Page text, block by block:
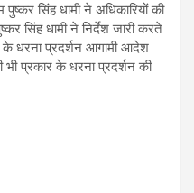
सिंह धामी ने अधिकारियों की
सिंह धामी ने निर्देश जारी करते
के धरना प्रदर्शन आगामी आदेश
भी प्रकार के धरना प्रदर्शन की